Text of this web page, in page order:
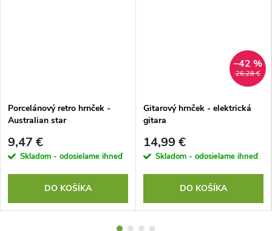
Porcelánový retro hrnček -
Australian star
9,47 €
Skladom - odosielame ihneď
DO KOŠÍKA
26,28 €
–42 %
Gitarový hrnček - elektrická
gitara
14,99 €
Skladom - odosielame ihneď
DO KOŠÍKA